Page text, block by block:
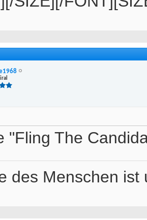
"Fling The
des Menschen ist